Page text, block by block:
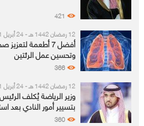
421
12 رمضان 1442 هـ - 24 أبريل 2021 م
أفضل 7 أطعمة
وتحسين عمل الرئتين
366
12 رمضان 1442 هـ - 24 أبريل 2021 م
وزير الرياضة يُكلف
بتسيير أمور النادي بعد
360